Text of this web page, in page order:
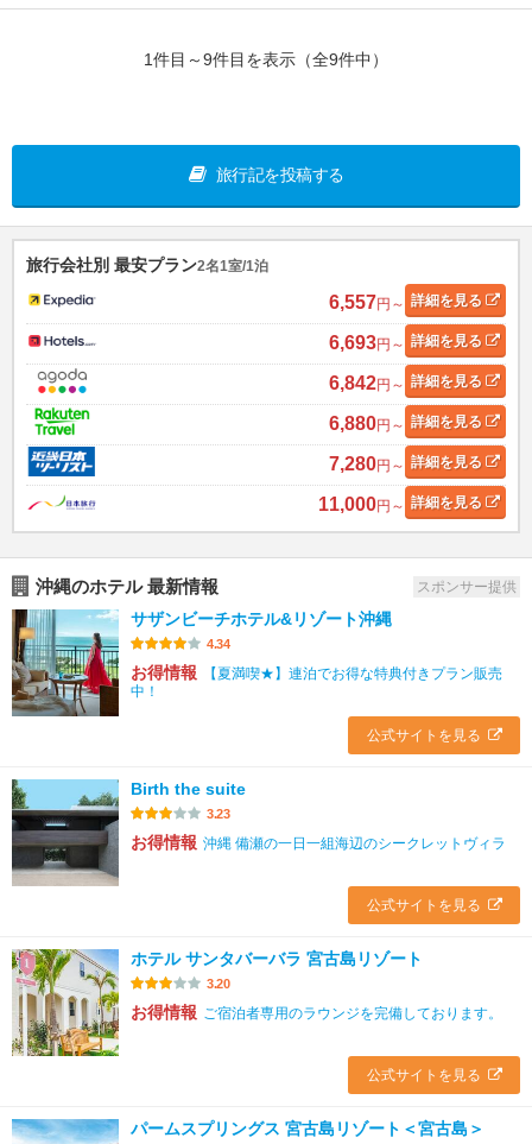
1件目～9件目を表示（全9件中）
旅行記を投稿する
旅行会社別 最安プラン2名1室/1泊
6,557円～ 詳細を見る
6,693円～ 詳細を見る
6,842円～ 詳細を見る
6,880円～ 詳細を見る
7,280円～ 詳細を見る
11,000円～ 詳細を見る
沖縄のホテル 最新情報 スポンサー提供
サザンビーチホテル&リゾート沖縄
4.34
お得情報
【夏満喫★】連泊でお得な特典付きプラン販売
中！
公式サイトを見る
Birth the suite
3.23
お得情報 沖縄 備瀬の一日一組海辺のシークレットヴィラ
公式サイトを見る
ホテル サンタバーバラ 宮古島リゾート
3.20
お得情報 ご宿泊者専用のラウンジを完備しております。
公式サイトを見る
パームスプリングス 宮古島リゾート＜宮古島＞